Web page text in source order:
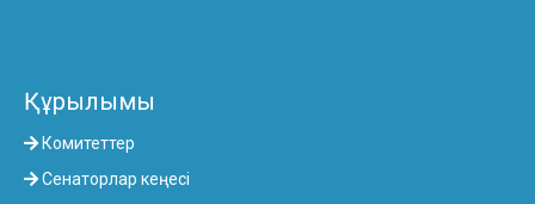
Құрылымы
Комитеттер
Сенаторлар кеңесі